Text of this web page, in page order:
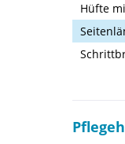
Hüfte